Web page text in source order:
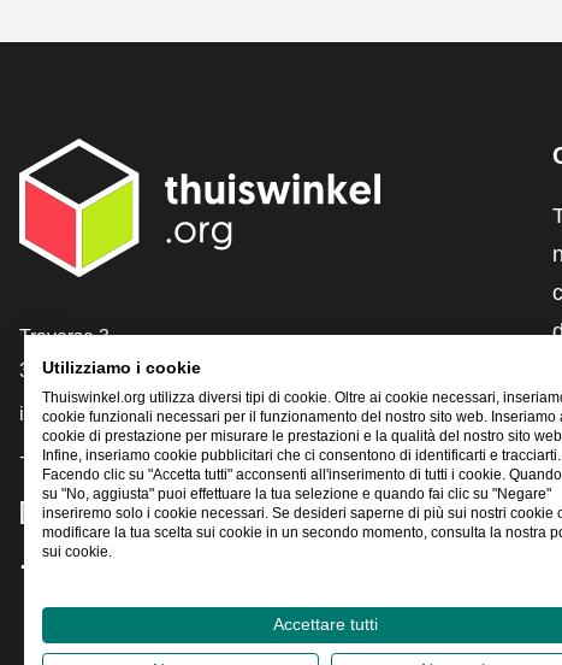
[_General:Contact]
Traverse 3
3905 NL Veenendaal
info@thuiswinkel.org
+31 (0)318 64 85 75
[_General:SocialMediaTitle]
Utilizziamo i cookie
Thuiswinkel.org utilizza diversi tipi di cookie. Oltre ai cookie necessari,
cookie funzionali necessari per il funzionamento del nostro sito web. Inseriamo
cookie di prestazione per misurare le prestazioni e la qualità del nostro sito
Infine, inseriamo cookie pubblicitari che ci consentono di identificarti e tracciarti.
Facendo clic su "Accetta tutti" acconsenti all'inserimento di tutti i cookie.
su "No, aggiusta" puoi effettuare la tua selezione e quando fai clic su "Negare"
inseriremo solo i cookie necessari. Se desideri saperne di più sui nostri cookie
modificare la tua scelta sui cookie in un secondo momento, consulta la nostra
sui cookie.
Accettare tutti